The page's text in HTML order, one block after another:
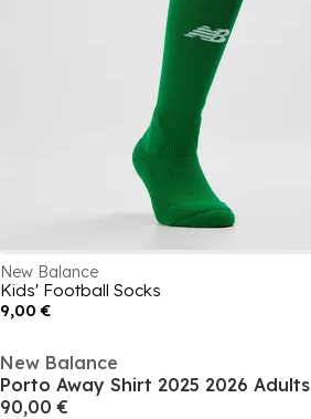
New Balance
Kids' Football Socks
9,00 €
New Balance
Porto Away Shirt 2025 2026 Adults
90,00 €